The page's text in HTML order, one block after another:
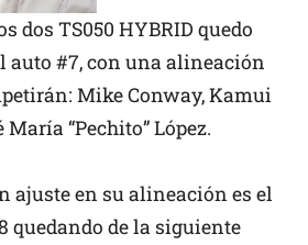
dos TS050 HYBRID quedo
auto #7, con una alineación
Mike Conway, Kamui
“Pechito” López.
ajuste en su alineación es el
quedando de la siguiente